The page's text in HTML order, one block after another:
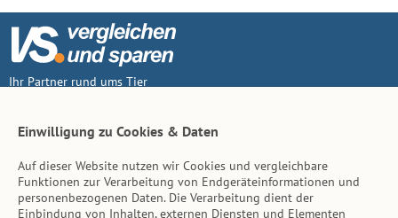
Ihr Partner rund ums Tier
Inhalt
Tierarzt-Suche
Einwilligung zu Cookies & Daten
Auf dieser Website nutzen wir Cookies und vergleichbare
Funktionen zur Verarbeitung von Endgeräteinformationen und
personenbezogenen Daten. Die Verarbeitung dient der
Einbindung von Inhalten, externen Diensten und Elementen